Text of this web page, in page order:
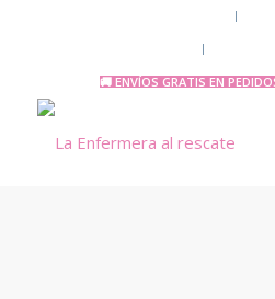
🚚 ENVÍOS GRATIS EN